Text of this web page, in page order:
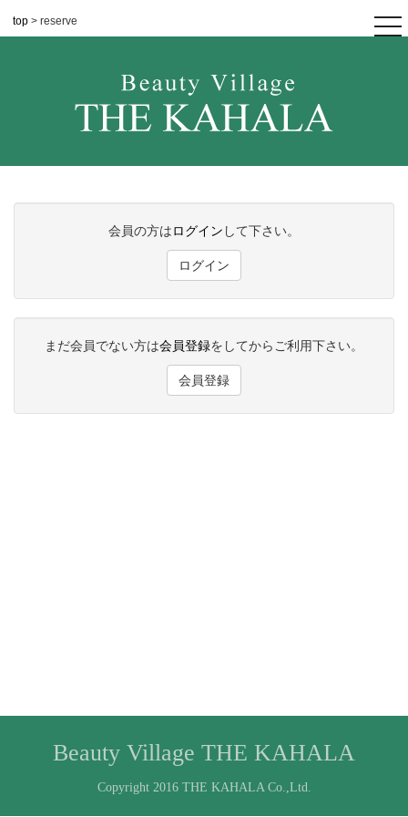
top > reserve
会員の方はログイン して下さい。
ログイン
まだ会員でない方は会員登録をしてからご利用下さい。
会員登録
Beauty Village THE KAHALA
Copyright 2016 THE KAHALA Co.,Ltd.